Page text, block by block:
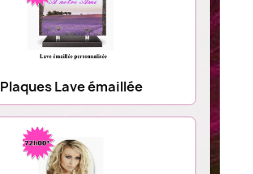
Plaques Lave émaillée